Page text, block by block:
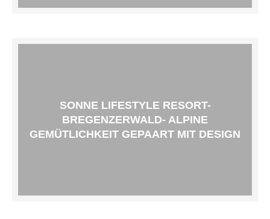
SONNE LIFESTYLE RESORT-
BREGENZERWALD- ALPINE
GEMÜTLICHKEIT GEPAART MIT DESIGN